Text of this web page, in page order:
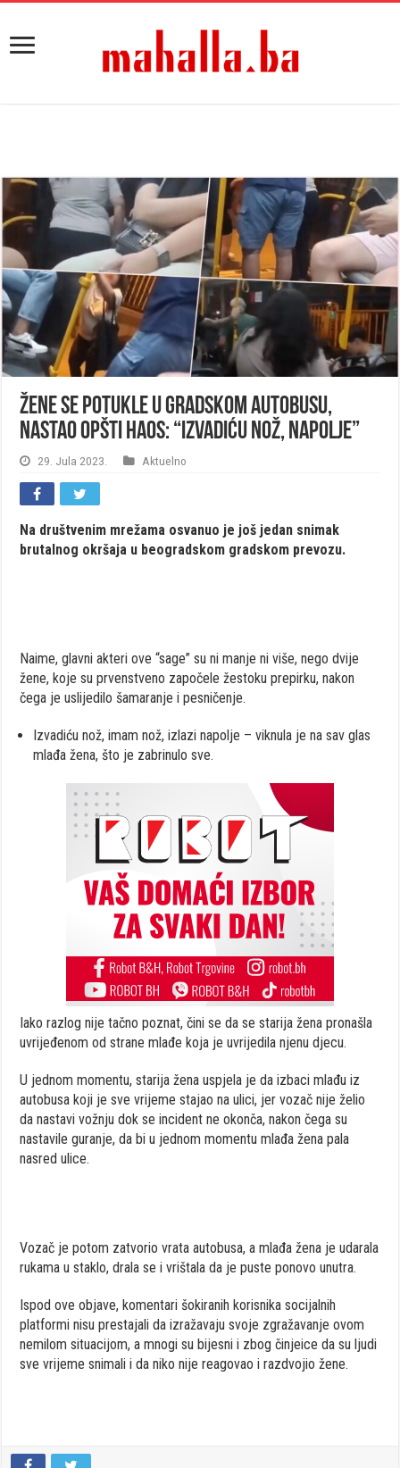
Žene se potukle u gradskom autobusu,
nastao opšti haos: “Izvadiću nož, napolje”
29. Jula 2023. Aktuelno
Na društvenim mrežama osvanuo je još jedan snimak
brutalnog okršaja u beogradskom gradskom prevozu.
Naime, glavni akteri ove “sage” su ni manje ni više, nego dvije
žene, koje su prvenstveno započele žestoku prepirku, nakon
čega je uslijedilo šamaranje i pesničenje.
Izvadiću nož, imam nož, izlazi napolje – viknula je na sav glas
mlađa žena, što je zabrinulo sve.
Iako razlog nije tačno poznat, čini se da se starija žena pronašla
uvrijeđenom od strane mlađe koja je uvrijedila njenu djecu.
U jednom momentu, starija žena uspjela je da izbaci mlađu iz
autobusa koji je sve vrijeme stajao na ulici, jer vozač nije želio
da nastavi vožnju dok se incident ne okonča, nakon čega su
nastavile guranje, da bi u jednom momentu mlađa žena pala
nasred ulice.
Vozač je potom zatvorio vrata autobusa, a mlađa žena je udarala
rukama u staklo, drala se i vrištala da je puste ponovo unutra.
Ispod ove objave, komentari šokiranih korisnika socijalnih
platformi nisu prestajali da izražavaju svoje zgražavanje ovom
nemilom situacijom, a mnogi su bijesni i zbog činjeice da su ljudi
sve vrijeme snimali i da niko nije reagovao i razdvojio žene.